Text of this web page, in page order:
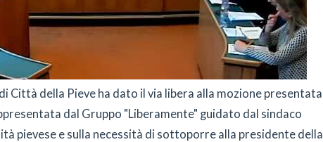
Città della Pieve ha dato il via libera alla mozione presentata
dal Gruppo "Liberamente" guidato dal sindaco
pievese e sulla necessità di sottoporre alla presidente della